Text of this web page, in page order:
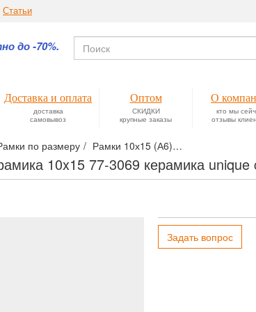
Статьи
до -70%.
Доставка и оплата
доставка
самовывоз
Оптом
СКИДКИ
крупные заказы
О
кто мы
отзывы
по размеру Рамки 10х15 (А6)
10x15 77-3069 керамика
Задать вопрос